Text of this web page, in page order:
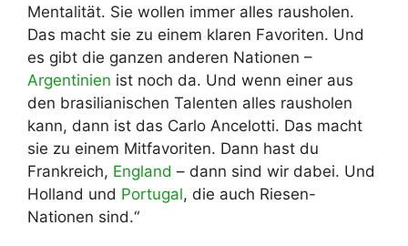
Mentalität. Sie wollen immer alles rausholen.
Das macht sie zu einem klaren Favoriten. Und
es gibt die ganzen anderen Nationen –
Argentinien ist noch da. Und wenn einer aus
den brasilianischen Talenten alles rausholen
kann, dann ist das Carlo Ancelotti. Das macht
sie zu einem Mitfavoriten. Dann hast du
Frankreich, England – dann sind wir dabei. Und
Holland und Portugal, die auch Riesen-
Nationen sind.“